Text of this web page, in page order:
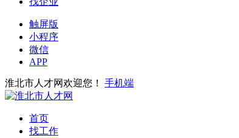
触屏版
小程序
微信
APP
淮北市人才网欢迎您！ 手机端
首页
找工作